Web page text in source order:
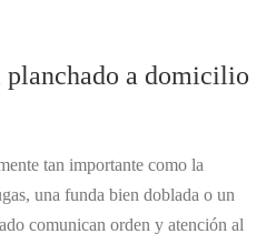
a domicilio
tan importante como la
una funda bien doblada o un
comunican orden y atención al